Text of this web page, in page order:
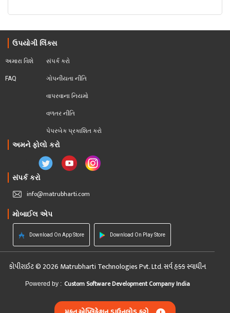
ઉપયોગી લિંક્સ
અમારા વિશે
FAQ
સંપર્ક કરો
ગોપનીયતા નીતિ
વાપરવાના નિયમો
વળતર નીતિ
પેપરબેક પ્રકાશિત કરો
અમને ફોલો કરો
સંપર્ક કરો
info@matrubharti.com
મોબાઈલ એપ
Download On App Store Download On Play Store
કોપીરાઈટ © 2026 Matrubharti Technologies Pvt. Ltd. સર્વ હક્ક સ્વાધીન
Powered by : Custom Software Development Company India